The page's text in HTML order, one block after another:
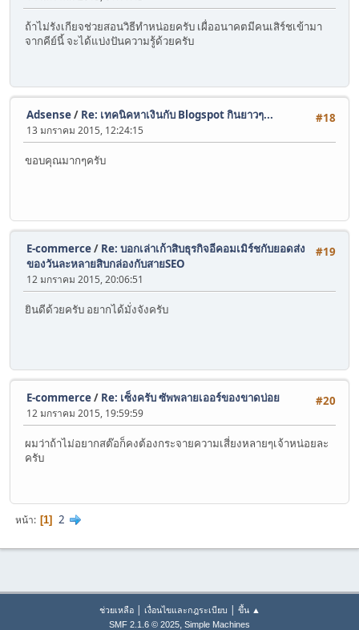
ถ้าไม่รังเกียจช่วยสอนวิธีทำหน่อยครับ เผื่ออนาคตมีคนเสิร์ชเข้ามา
จากคีย์นี้ จะได้แบ่งปันความรู้ด้วยครับ
#18
Adsense/ Re: เทคนิคหาเงินกับ Blogspot กินยาวๆ...
13 มกราคม 2015, 12:24:15
ขอบคุณมากๆครับ
#19
E-commerce/ Re: บอกเล่าเก้าสิบธุรกิจอีคอมเมิร์ชกับยอดส่ง
ของวันละหลายสิบกล่องกับสายSEO
12 มกราคม 2015, 20:06:51
ยินดีด้วยครับ อยากได้มั่งจังครับ
#20
E-commerce/ Re: เซ็งครับ ซัพพลายเออร์ของขาดบ่อย
12 มกราคม 2015, 19:59:59
ผมว่าถ้าไม่อยากสต๊อก็คงต้องกระจายความเสี่ยงหลายๆเจ้าหน่อยละ
ครับ
หน้า 1 2
ช่วยเหลือ| เงื่อนไขและกฎระเบียบ | ขึ้น ▲
SMF 2.1.6 © 2025, Simple Machines